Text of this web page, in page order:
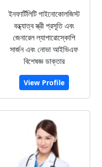
ইনফার্টিলিটি গাইনোকোলজিস্ট
বন্ধ্যাত্ব স্ত্রী প্রসূতি এবং
জেনারেল ল্যাপারোস্কোপি
সার্জন এবং নোভা আইভিএফ
বিশেষজ্ঞ ডাক্তার
View Profile